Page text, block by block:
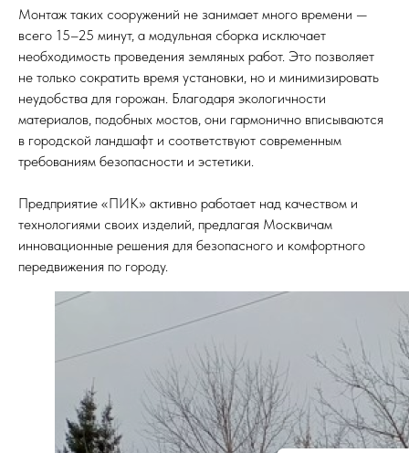
Монтаж таких сооружений не занимает много времени —
всего 15–25 минут, а модульная сборка исключает
необходимость проведения земляных работ. Это позволяет
не только сократить время установки, но и минимизировать
неудобства для горожан. Благодаря экологичности
материалов, подобных мостов, они гармонично вписываются
в городской ландшафт и соответствуют современным
требованиям безопасности и эстетики.
Предприятие «ПИК» активно работает над качеством и
технологиями своих изделий, предлагая Москвичам
инновационные решения для безопасного и комфортного
передвижения по городу.